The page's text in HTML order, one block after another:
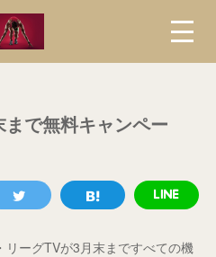
で無料キャンペー
ーグTVが3月末まですべての機